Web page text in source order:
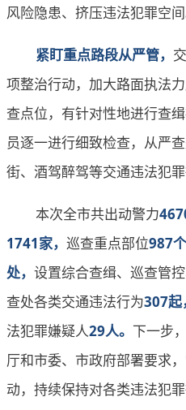
风险隐患、挤压违法犯罪空间
紧盯重点路段从严管，
项整治行动，加大路面执法
查点位，有针对性地进行查
员逐一进行细致检查，从严
街、酒驾醉驾等交通违法犯
本次全市共出动警力
1741家， 巡查重点部位987个
处， 设置综合查缉、巡查管
查处各类交通违法行为307起
法犯罪嫌疑人29人。 下一步
厅和市委、市政府部署要求，
动，持续保持对各类违法犯